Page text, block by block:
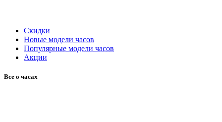
Скидки
Новые модели часов
Популярные модели часов
Акции
Все о часах